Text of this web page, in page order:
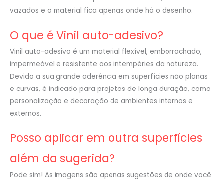
vazados e o material fica apenas onde há o desenho.
O que é Vinil auto-adesivo?
Vinil auto-adesivo é um material flexível, emborrachado,
impermeável e resistente aos intempéries da natureza.
Devido a sua grande aderência em superfícies não planas
e curvas, é indicado para projetos de longa duração, como
personalização e decoração de ambientes internos e
externos.
Posso aplicar em outra superfícies
além da sugerida?
Pode sim! As imagens são apenas sugestões de onde você